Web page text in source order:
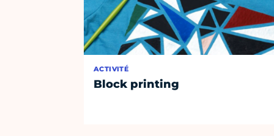
ACTIVITÉ
Block printing